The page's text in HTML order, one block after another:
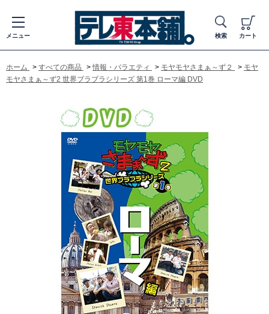
メニュー 検索 カート
ホーム > すべての商品 >情報・バラエティ > モヤモヤさまぁ～ず２ > モヤ
モヤさまぁ～ず2 世界ブラブラシリーズ 第1巻 ローマ編 DVD